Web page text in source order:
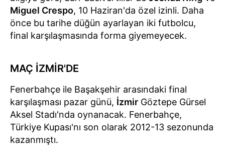
Miguel Crespo, 10 Haziran'da özel izinli. Daha
önce bu tarihe düğün ayarlayan iki futbolcu,
final karşılaşmasında forma giyemeyecek.
MAÇ İZMİR'DE
Fenerbahçe ile Başakşehir arasındaki final
karşılaşması pazar günü, İzmir Göztepe Gürsel
Aksel Stadı'nda oynanacak. Fenerbahçe,
Türkiye Kupası'nı son olarak 2012-13 sezonunda
kazanmıştı.